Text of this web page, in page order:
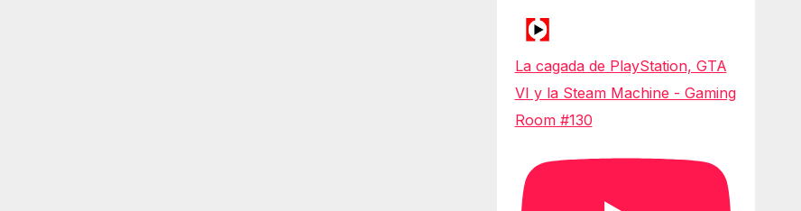
La cagada de PlayStation, GTA
VI y la Steam Machine - Gaming
Room #130